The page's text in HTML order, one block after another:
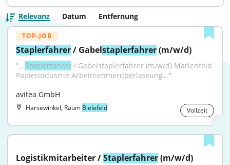
Relevanz Datum Entfernung
TOP-JOB
Staplerfahrer / Gabelstaplerfahrer (m/w/d)
"...Staplerfahrer / Gabelstaplerfahrer (m/w/d) Marienfeld
Papierindustrie Arbeitnehmerüberlassung..."
avitea GmbH
Harsewinkel, Raum Bielefeld Vollzeit
Logistikmitarbeiter / Staplerfahrer (m/w/d)